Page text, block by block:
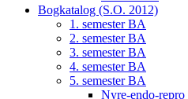
Bogkatalog (S.O. 2012)
1. semester BA
2. semester BA
3. semester BA
4. semester BA
5. semester BA
Nyre-endo-repro